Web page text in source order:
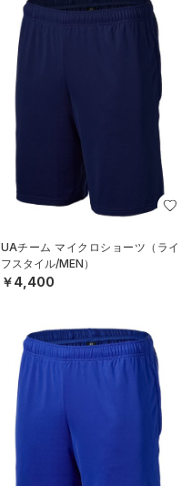
UAチーム マイクロショーツ（ライ
フスタイル/MEN）
￥4,400